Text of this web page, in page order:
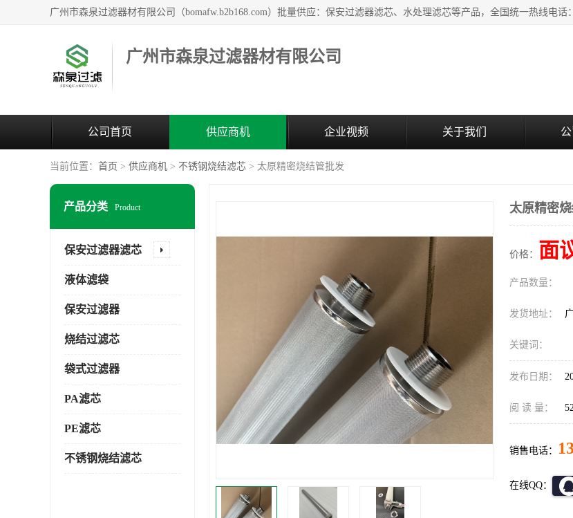
广州市森泉过滤器材有限公司
公司首页 供应商机 企业视频 关于我们
当前位置： 首页 > 供应商机 > 不锈钢烧结滤芯 > 太原精密烧结管批发
产品分类 Product
保安过滤器滤芯
液体滤袋
保安过滤器
烧结过滤芯
袋式过滤器
PA滤芯
PE滤芯
不锈钢烧结滤芯
太原精密
价格： 面
产品数量：
发货地址：
关键词：
发布日期：
阅 读 量：
销售电话：
在线QQ：